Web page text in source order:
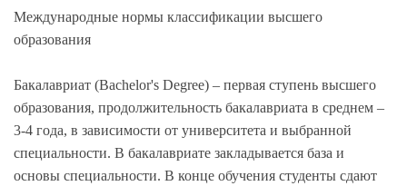
Международные нормы классификации высшего
образования
Бакалавриат (Bachelor's Degree) – первая ступень высшего
образования, продолжительность бакалавриата в среднем –
3-4 года, в зависимости от университета и выбранной
специальности. В бакалавриате закладывается база и
основы специальности. В конце обучения студенты сдают